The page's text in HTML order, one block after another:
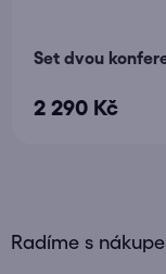
Set dvou
2 290 Kč
Radíme s